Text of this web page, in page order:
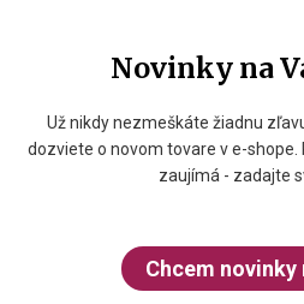
Novinky na
Už nikdy nezmeškáte žiadnu
dozviete o novom tovare v e-shope.
zaujímá - zadajte
Chcem novinky